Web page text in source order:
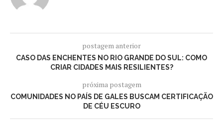
postagem anterior
CASO DAS ENCHENTES NO RIO GRANDE DO SUL: COMO
CRIAR CIDADES MAIS RESILIENTES?
próxima postagem
COMUNIDADES NO PAÍS DE GALES BUSCAM CERTIFICAÇÃO
DE CÉU ESCURO